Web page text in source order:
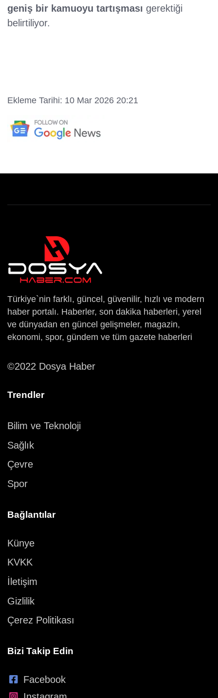
geniş bir kamuoyu tartışması gerektiği
belirtiliyor.
Ekleme Tarihi: 10 Mar 2026 20:21
Türkiye`nin farklı, güncel, güvenilir, hızlı ve modern
haber portalı. Haberler, son dakika haberleri, yerel
ve dünyadan en güncel gelişmeler, magazin,
ekonomi, spor, gündem ve tüm gazete haberleri
©2022 Dosya Haber
Trendler
Bilim ve Teknoloji
Sağlık
Çevre
Spor
Bağlantılar
Künye
KVKK
İletişim
Gizlilik
Çerez Politikası
Bizi Takip Edin
Facebook